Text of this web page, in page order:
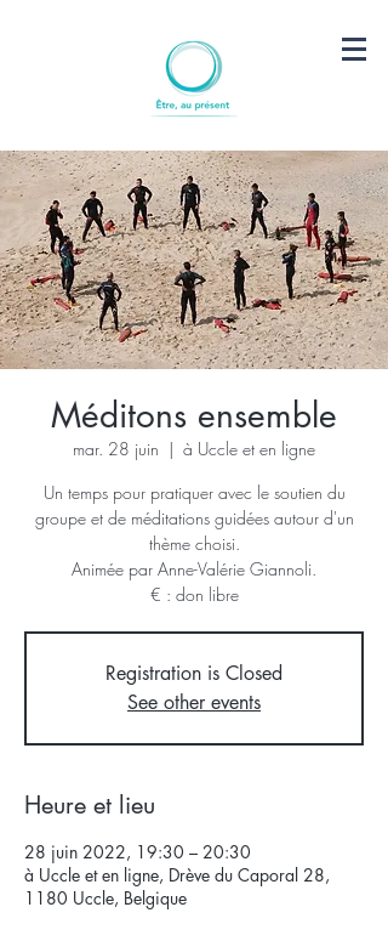
Méditons ensemble
mar. 28 juin
  |
à Uccle et en ligne
Un temps pour pratiquer avec le soutien du
groupe et de méditations guidées autour d'un
thème choisi.
Animée par Anne-Valérie Giannoli.
€ : don libre
Registration is Closed
See other events
Heure et lieu
28 juin 2022, 19:30 – 20:30
à Uccle et en ligne, Drève du Caporal 28,
1180 Uccle, Belgique